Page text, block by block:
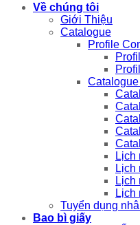
Về chúng tôi
Giới Thiệu
Catalogue
Profile
Lịch
Lịch
Lịch
Lịch
Tuyển dụng
Bao bì giấy